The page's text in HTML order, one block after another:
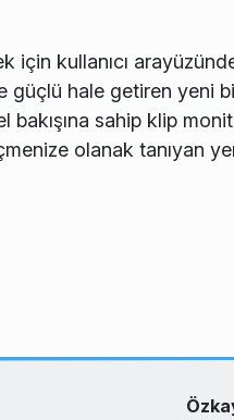
için kullanıcı
hale getiren yeni
bakışına sahip klip
olanak tanıyan